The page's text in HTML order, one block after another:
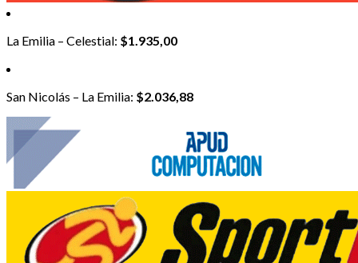
La Emilia – Celestial: $1.935,00
San Nicolás – La Emilia: $2.036,88